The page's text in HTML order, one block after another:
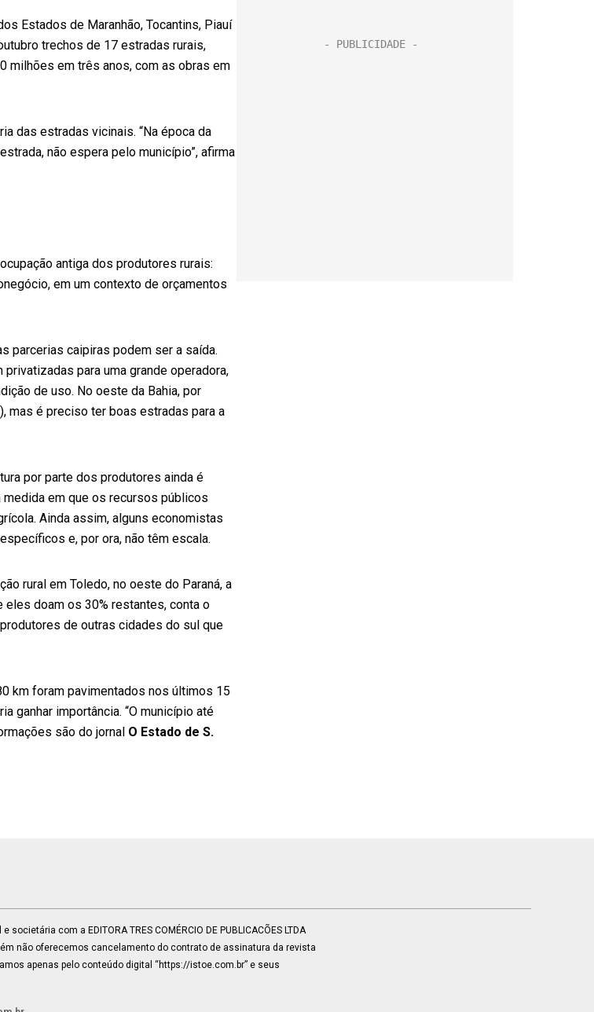
Estados de Maranhão, Tocantins, Piauí
trechos de 17 estradas rurais,
milhões em três anos, com as obras em
das estradas vicinais. “Na época da
não espera pelo município”, afirma
antiga dos produtores rurais:
em um contexto de orçamentos
parcerias caipiras podem ser a saída.
para uma grande operadora,
de uso. No oeste da Bahia, por
mas é preciso ter boas estradas para a
por parte dos produtores ainda é
em que os recursos públicos
Ainda assim, alguns economistas
e, por ora, não têm escala.
rural em Toledo, no oeste do Paraná, a
doam os 30% restantes, conta o
de outras cidades do sul que
km foram pavimentados nos últimos 15
ganhar importância. “O município até
são do jornal O Estado de S.
com a EDITORA TRES COMÉRCIO DE PUBLICACÕES LTDA
não oferecemos cancelamento do contrato de assinatura da revista
apenas pelo conteúdo digital “https://istoe.com.br” e seus